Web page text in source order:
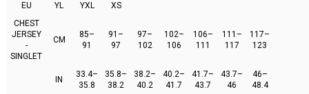
EU YL YXL
XS
CHEST
JERSEY
-
SINGLET
CM
85–
91
91–
97
97–
102
102–
106
106–
111
111–
117
117–
123
IN
33.4–
35.8
35.8–
38.2
38.2–
40.2
40.2–
41.7
41.7–
43.7
43.7–
46
46–
48.4